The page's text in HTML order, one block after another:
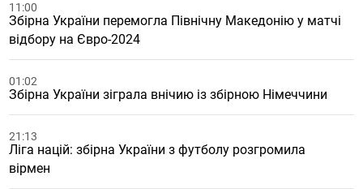
11:00
Збірна України перемогла Північну Македонію у матчі
відбору на Євро-2024
01:02
Збірна України зіграла внічию із збірною Німеччини
21:13
Ліга націй: збірна України з футболу розгромила
вірмен